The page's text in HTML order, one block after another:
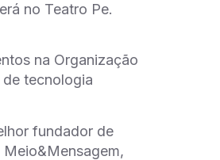
no Teatro Pe.
na Organização
tecnologia
fundador de